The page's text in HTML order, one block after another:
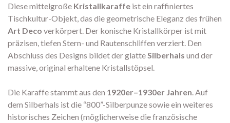
Diese mittelgroße Kristallkaraffe ist ein raffiniertes
Tischkultur-Objekt, das die geometrische Eleganz des frühen
Art Deco verkörpert. Der konische Kristallkörper ist mit
präzisen, tiefen Stern- und Rautenschliffen verziert. Den
Abschluss des Designs bildet der glatteSilberhals und der
massive, original erhaltene Kristallstöpsel.
Die Karaffe stammt aus den 1920er–1930er Jahren. Auf
dem Silberhals ist die “800”-Silberpunze sowie ein weiteres
historisches Zeichen (möglicherweise die französische